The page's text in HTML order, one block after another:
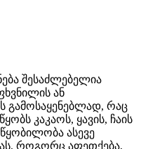
შესაძლებელია
ან
გამოსაყენებლად, რაც
კაკაოს, ყავის, ჩაის
ასევე
როგორც აფეთქება,